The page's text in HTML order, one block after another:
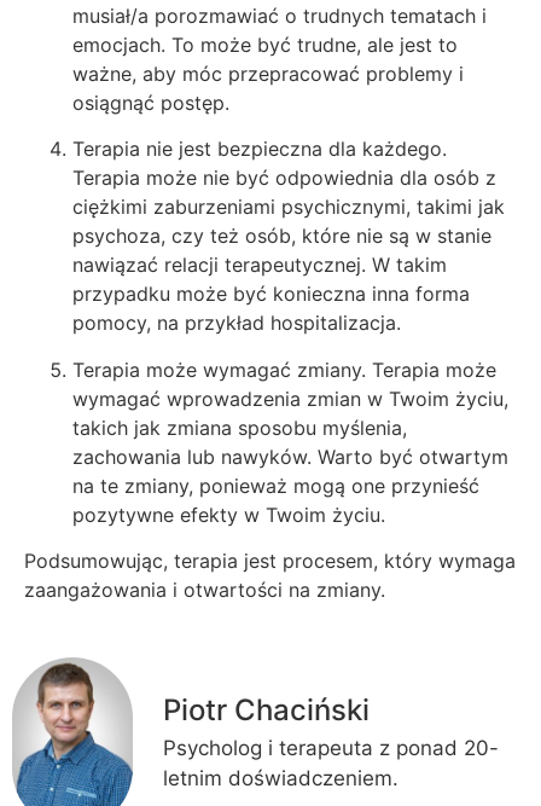
musiał/a porozmawiać o trudnych tematach i
emocjach. To może być trudne, ale jest to
ważne, aby móc przepracować problemy i
osiągnąć postęp.
Terapia nie jest bezpieczna dla każdego.
Terapia może nie być odpowiednia dla osób z
ciężkimi zaburzeniami psychicznymi, takimi jak
psychoza, czy też osób, które nie są w stanie
nawiązać relacji terapeutycznej. W takim
przypadku może być konieczna inna forma
pomocy, na przykład hospitalizacja.
Terapia może wymagać zmiany. Terapia może
wymagać wprowadzenia zmian w Twoim życiu,
takich jak zmiana sposobu myślenia,
zachowania lub nawyków. Warto być otwartym
na te zmiany, ponieważ mogą one przynieść
pozytywne efekty w Twoim życiu.
Podsumowując, terapia jest procesem, który wymaga
zaangażowania i otwartości na zmiany.
Piotr Chaciński
Psycholog i terapeuta z ponad 20-
letnim doświadczeniem.